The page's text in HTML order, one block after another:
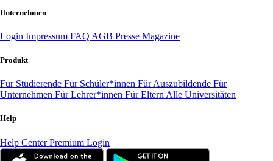
Unternehmen
Login Impressum FAQ AGB Presse Magazine
Produkt
Für Studierende Für Schüler*innen Für Auszubildende Für
Unternehmen Für Lehrer*innen Für Eltern Alle Universitäten
Help
Help CenterPremium Login